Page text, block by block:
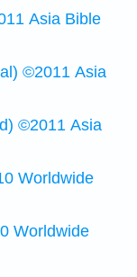
Asia Bible
©2011 Asia
©2011 Asia
Worldwide
Worldwide